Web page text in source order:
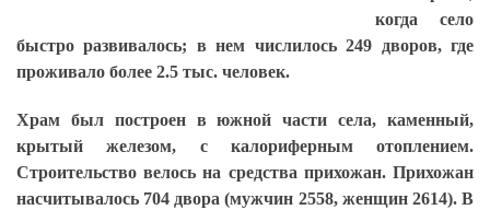
когда село
быстро развивалось; в нем числилось 249 дворов, где
проживало более 2.5 тыс. человек.
Храм был построен в южной части села, каменный,
крытый железом, с калориферным отоплением.
Строительство велось на средства прихожан. Прихожан
насчитывалось 704 двора (мужчин 2558, женщин 2614). В